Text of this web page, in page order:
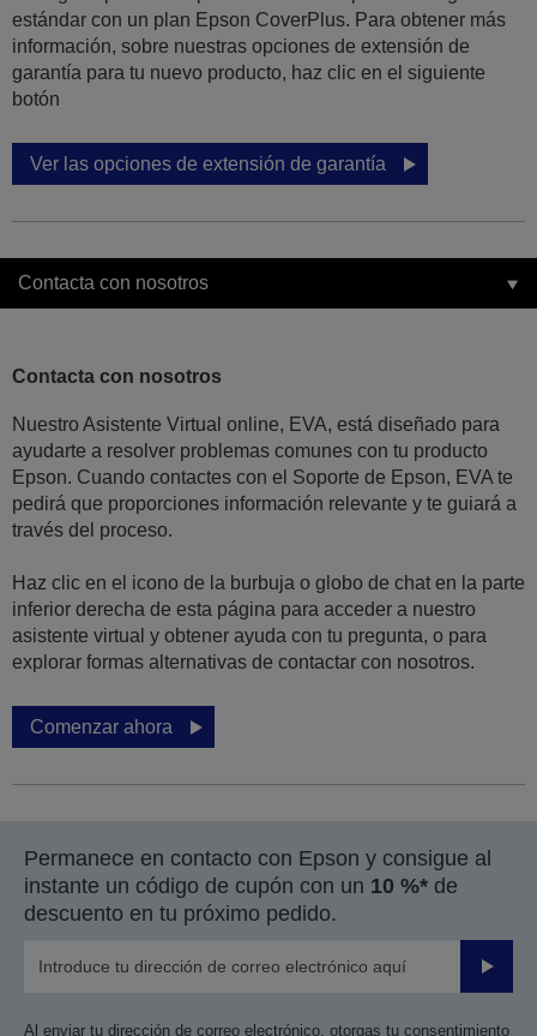
estándar con un plan Epson CoverPlus. Para obtener más
información, sobre nuestras opciones de extensión de
garantía para tu nuevo producto, haz clic en el siguiente
botón
Ver las opciones de extensión de garantía
Contacta con nosotros
Contacta con nosotros
Nuestro Asistente Virtual online, EVA, está diseñado para
ayudarte a resolver problemas comunes con tu producto
Epson. Cuando contactes con el Soporte de Epson, EVA te
pedirá que proporciones información relevante y te guiará a
través del proceso.
Haz clic en el icono de la burbuja o globo de chat en la parte
inferior derecha de esta página para acceder a nuestro
asistente virtual y obtener ayuda con tu pregunta, o para
explorar formas alternativas de contactar con nosotros.
Comenzar ahora
Permanece en contacto con Epson y consigue al
instante un código de cupón con un 10 %* de
descuento en tu próximo pedido.
Enviar
Al enviar tu dirección de correo electrónico, otorgas tu consentimiento